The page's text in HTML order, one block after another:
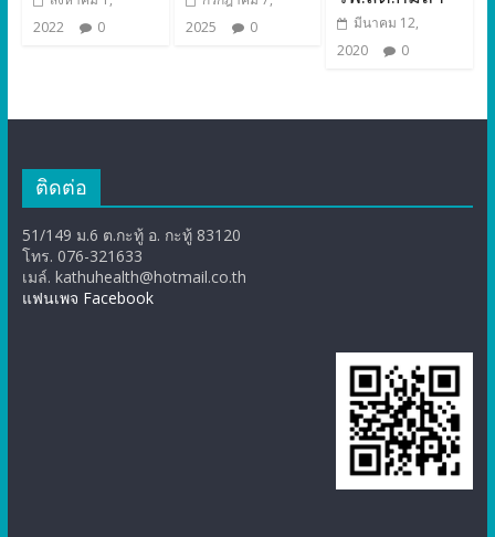
2022
0
2025
0
มีนาคม 12,
2020
0
ติดต่อ
51/149 ม.6 ต.กะทู้ อ. กะทู้ 83120
โทร. 076-321633
เมล์. kathuhealth@hotmail.co.th
แฟนเพจ Facebook